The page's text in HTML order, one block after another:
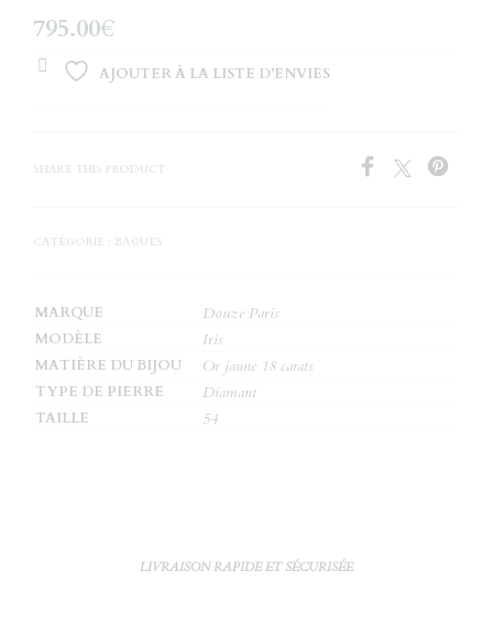
795.00€
AJOUTER À LA LISTE D’ENVIES
SHARE THIS PRODUCT
CATÉGORIE : BAGUES
MARQUE Douze Paris
MODÈLE Iris
MATIÈRE DU BIJOU Or jaune 18 carats
TYPE DE PIERRE Diamant
TAILLE 54
LIVRAISON RAPIDE ET SÉCURISÉE